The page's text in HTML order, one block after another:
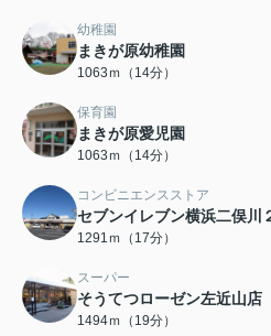
幼稚園
まきが原幼稚園
1063ｍ（14分）
保育園
まきが原愛児園
1063ｍ（14分）
コンビニエンスストア
セブンイレブン横浜二俣川
1291ｍ（17分）
スーパー
そうてつローゼン左近山店
1494ｍ（19分）